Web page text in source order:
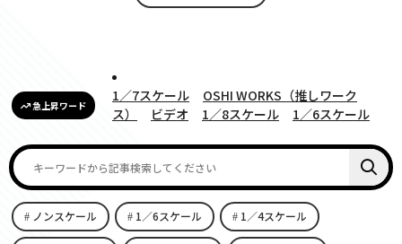
急上昇ワード
1／7スケール
OSHI WORKS（推しワーク
ス）
ビデオ 1／8スケール 1／6スケール
ノンスケール 1／6スケール 1／4スケール